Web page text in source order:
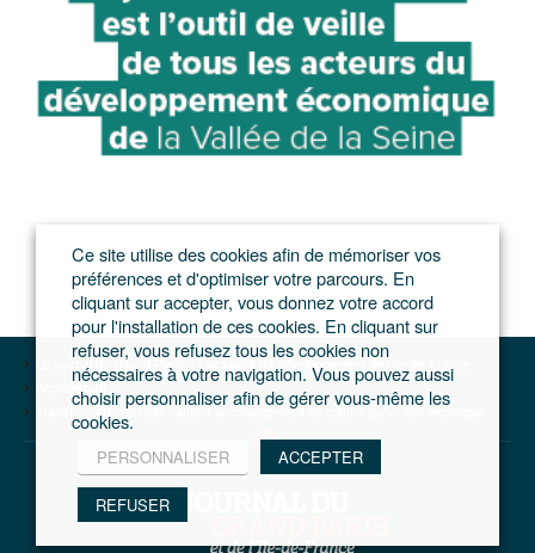
Le journal du Grand Paris – L'actualité du développement de l'Ile-de-France
Architecture
Transformation du bâti : autant un changement de culture qu’un défi technique
Ce site utilise des cookies afin de mémoriser vos
préférences et d'optimiser votre parcours. En
cliquant sur accepter, vous donnez votre accord
pour l'installation de ces cookies. En cliquant sur
refuser, vous refusez tous les cookies non
nécessaires à votre navigation. Vous pouvez aussi
choisir personnaliser afin de gérer vous-même les
cookies.
PERSONNALISER ACCEPTER
REFUSER